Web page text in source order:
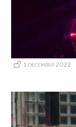
1 december 2022